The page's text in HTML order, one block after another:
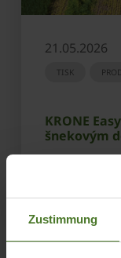
Zustimmung
21.05.2026
TISK
KRONE
šnekovým